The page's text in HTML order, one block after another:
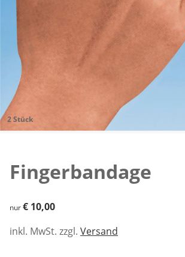
2 Stück
Fingerbandage
€ 10,00
nur€ 10,00
inkl. MwSt. zzgl. Versand